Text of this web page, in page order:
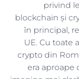
privind
blockchain și
în principal,
UE. Cu toate
crypto din
era aproape